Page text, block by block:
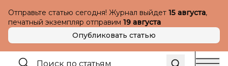
Отправьте статью сегодня! Журнал выйдет 15 августа,
печатный экземпляр отправим 19 августа
Опубликовать статью